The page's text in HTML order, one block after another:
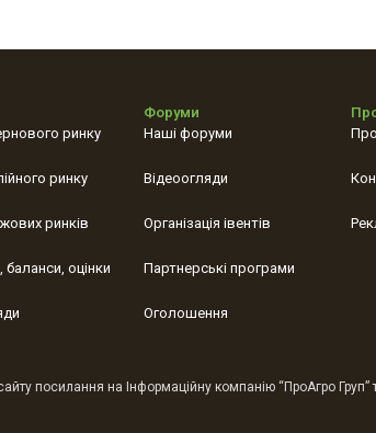
ринку
ринку
ринків
оцінки
Форуми
Наші форуми
Відеоогляди
Організація івентів
Партнерські програми
Оголошення
посилання на Інформаційну компанію “ПроАгро Груп”